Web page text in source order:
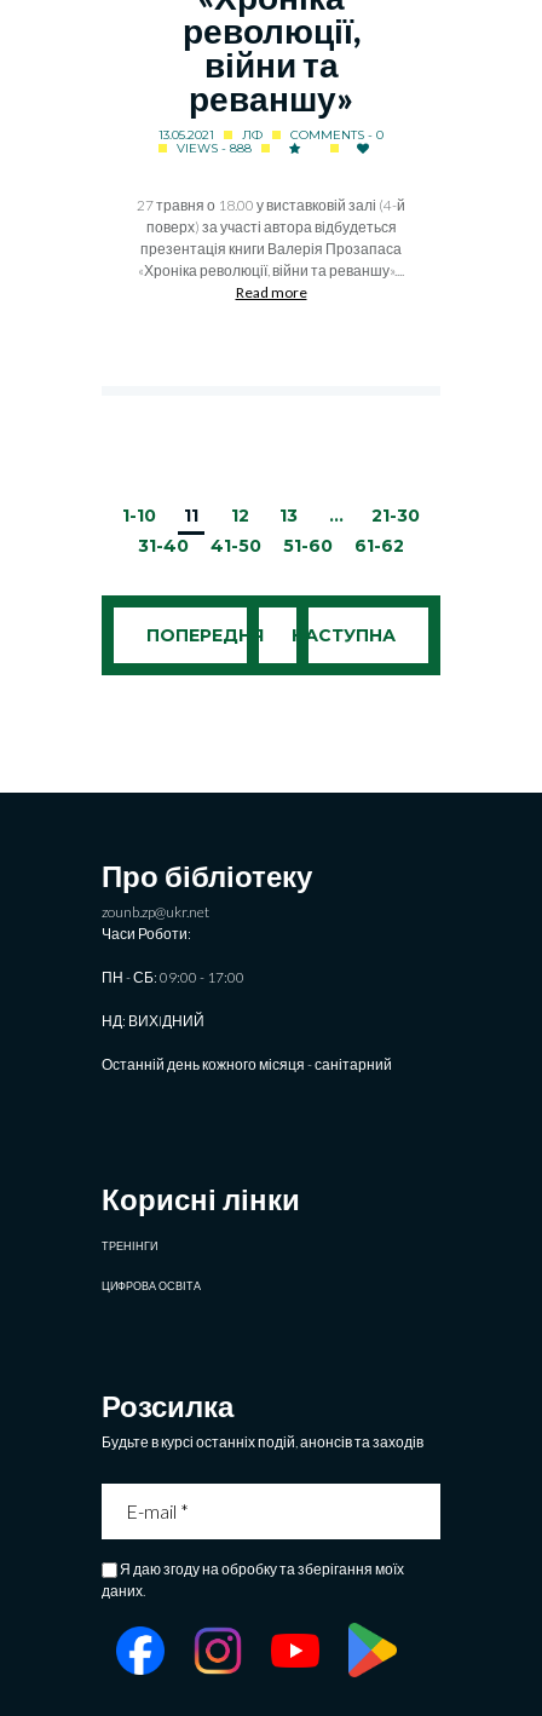
революції,
війни та
реваншу»
13.05.2021 ЛФ
COMMENTS - 0
VIEWS - 888
27 травня о 18.00 у виставковій залі (4-й
поверх) за участі автора відбудеться
презентація книги Валерія Прозапаса
«Хроніка революції, війни та реваншу»....
Read more
ПОПЕРЕДНЯ
1-10 11 12 13 …
21-30
31-40
41-50 51-60 61-62
НАСТУПНА
Про бібліотеку
zounb.zp@ukr.net
Часи Роботи:
ПН - СБ: 09:00 - 17:00
НД: ВИХIДНИЙ
Останній день кожного місяця - санітарний
Корисні лінки
ТРЕНІНГИ
ЦИФРОВА ОСВІТА
Розсилка
Будьте в курсі останніх подій, анонсів та заходів
Я даю згоду на обробку та зберігання моїх
даних.